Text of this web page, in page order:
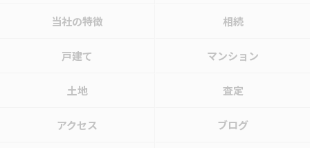
当社の特徴 相続
戸建て マンション
土地 査定
アクセス ブログ